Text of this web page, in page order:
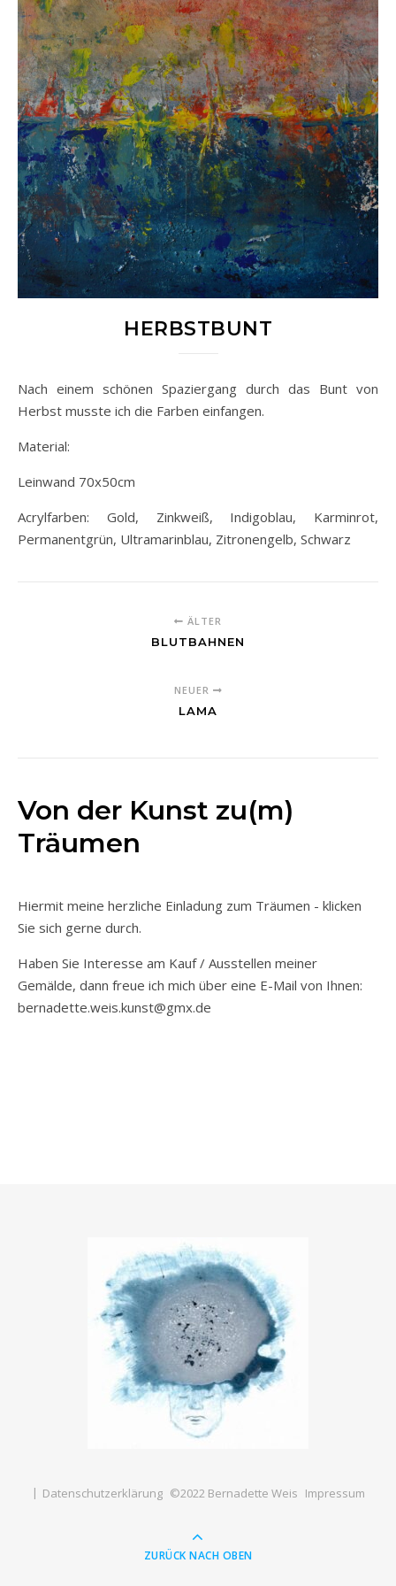
HERBSTBUNT
Nach einem schönen Spaziergang durch das Bunt von
Herbst musste ich die Farben einfangen.
Material:
Leinwand 70x50cm
Acrylfarben: Gold, Zinkweiß, Indigoblau, Karminrot,
Permanentgrün, Ultramarinblau, Zitronengelb, Schwarz
ÄLTER
BLUTBAHNEN
NEUER
LAMA
Von der Kunst zu(m)
Träumen
Hiermit meine herzliche Einladung zum Träumen - klicken
Sie sich gerne durch.
Haben Sie Interesse am Kauf / Ausstellen meiner
Gemälde, dann freue ich mich über eine E-Mail von Ihnen:
bernadette.weis.kunst@gmx.de
Datenschutzerklärung ©2022 Bernadette Weis Impressum
ZURÜCK NACH OBEN